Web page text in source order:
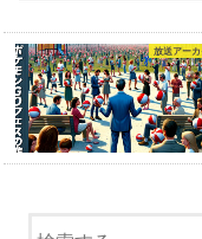
放送アー